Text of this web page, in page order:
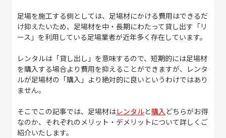
足場を施工する側としては、足場材にかける費用はできるだ
け抑えたいため、足場材を中・長期にわたって貸し出す「リ
ース」を利用している足場業者が近年多く存在しています。
レンタルは「貸し出し」を意味するので、短期的には足場材
を購入する場合より費用を抑えることができますが、レンタ
ルが足場材の「購入」より絶対的に良いというわけではあり
ません。
そこでこの記事では、足場材はレンタルと購入 どちらがお得
なのか、それぞれのメリット・デメリットについて詳しくご
紹介いたします。